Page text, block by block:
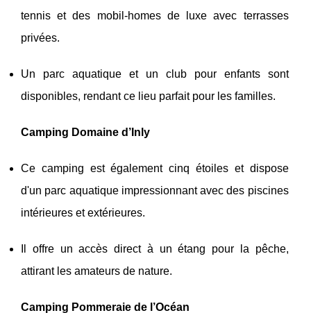
tennis et des mobil-homes de luxe avec terrasses
privées.
Un parc aquatique et un club pour enfants sont
disponibles, rendant ce lieu parfait pour les familles.
Camping Domaine d’Inly
Ce camping est également cinq étoiles et dispose
d'un parc aquatique impressionnant avec des piscines
intérieures et extérieures.
Il offre un accès direct à un étang pour la pêche,
attirant les amateurs de nature.
Camping Pommeraie de l’Océan